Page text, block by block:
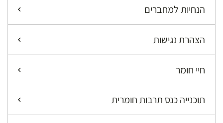
הנחיות למחברים
הצהרת נגישות
חיי חומר
תוכנייה כנס תרבות חומרית